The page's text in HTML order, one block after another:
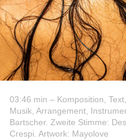
03:46 min – Komposition,
Musik, Arrangement,
Bartscher. Zweite Stimme:
Crespi. Artwork: Mayolove